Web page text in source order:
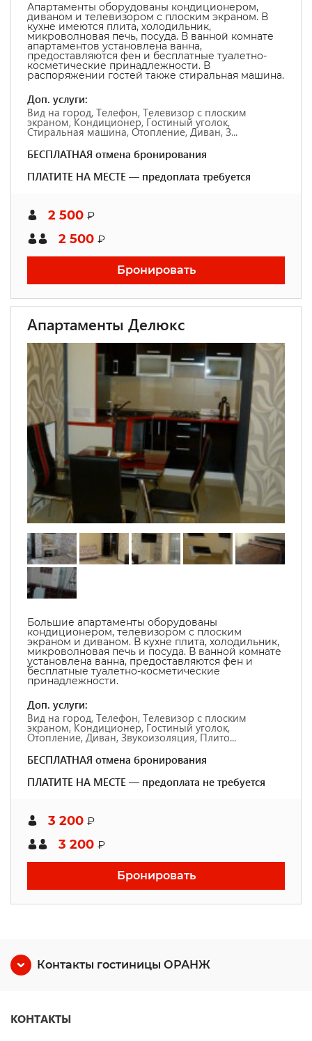
Апартаменты оборудованы кондиционером,
диваном и телевизором с плоским экраном. В
кухне имеются плита, холодильник,
микроволновая печь, посуда. В ванной комнате
апартаментов установлена ванна,
предоставляются фен и бесплатные туалетно-
косметические принадлежности. В
распоряжении гостей также стиральная машина.
Доп. услуги:
Вид на город, Телефон, Телевизор с плоским
экраном, Кондиционер, Гостиный уголок,
Стиральная машина, Отопление, Диван, З...
БЕСПЛАТНАЯ отмена бронирования
ПЛАТИТЕ НА МЕСТЕ — предоплата требуется
2 500 ₽
2 500 ₽
Бронировать
Апартаменты Делюкс
Большие апартаменты оборудованы
кондиционером, телевизором с плоским
экраном и диваном. В кухне плита, холодильник,
микроволновая печь и посуда. В ванной комнате
установлена ванна, предоставляются фен и
бесплатные туалетно-косметические
принадлежности.
Доп. услуги:
Вид на город, Телефон, Телевизор с плоским
экраном, Кондиционер, Гостиный уголок,
Отопление, Диван, Звукоизоляция, Плито...
БЕСПЛАТНАЯ отмена бронирования
ПЛАТИТЕ НА МЕСТЕ — предоплата не требуется
3 200 ₽
3 200 ₽
Бронировать
Контакты гостиницы ОРАНЖ
КОНТАКТЫ